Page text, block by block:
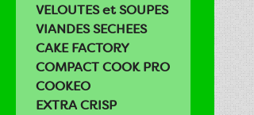
VELOUTES et SOUPES
VIANDES SECHEES
CAKE FACTORY
COMPACT COOK PRO
COOKEO
EXTRA CRISP